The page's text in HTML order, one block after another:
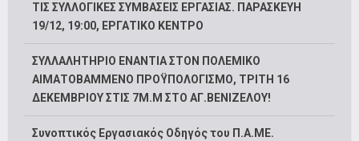
ΤΙΣ ΣΥΛΛΟΓΙΚΕΣ ΣΥΜΒΑΣΕΙΣ ΕΡΓΑΣΙΑΣ. ΠΑΡΑΣΚΕΥΗ
19/12, 19:00, ΕΡΓΑΤΙΚΟ ΚΕΝΤΡΟ
ΣΥΛΛΑΛΗΤΗΡΙΟ ΕΝΑΝΤΙΑ ΣΤΟΝ ΠΟΛΕΜΙΚΟ
ΑΙΜΑΤΟΒΑΜΜΕΝΟ ΠΡΟΫΠΟΛΟΓΙΣΜΟ, ΤΡΙΤΗ 16
ΔΕΚΕΜΒΡΙΟΥ ΣΤΙΣ 7Μ.Μ ΣΤΟ ΑΓ.ΒΕΝΙΖΕΛΟΥ!
Συνοπτικός Εργασιακός Οδηγός του Π.Α.ΜΕ.